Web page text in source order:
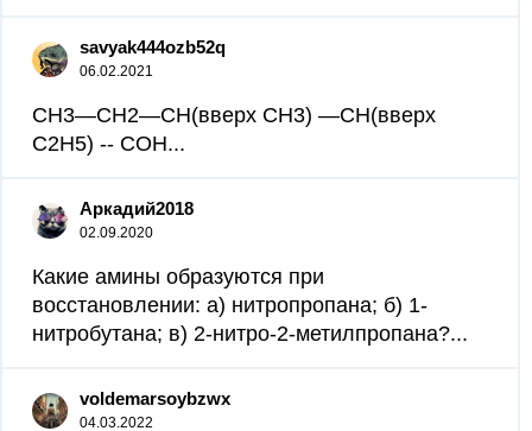
savyak444ozb52q
06.02.2021
СН3—СН2—СН(вверх CH3) —СН(вверх
C2H5) -- СОН...
Аркадий2018
02.09.2020
Какие амины образуются при
восстановлении: а) нитропропана; б) 1-
нитробутана; в) 2-нитро-2-метилпропана?...
voldemarsoybzwx
04.03.2022